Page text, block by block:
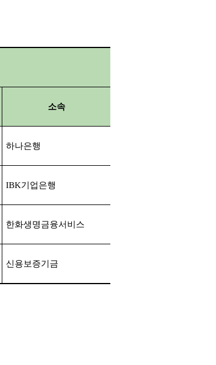
소속
하나은행
IBK기업은행
한화생명금융서비스
신용보증기금